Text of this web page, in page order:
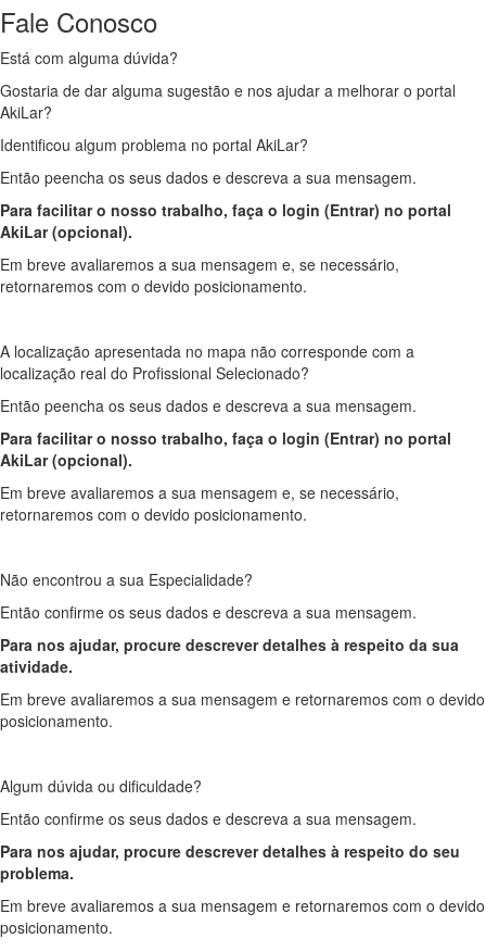
Fale Conosco
Está com alguma dúvida?
Gostaria de dar alguma sugestão e nos ajudar a melhorar o portal
AkiLar?
Identificou algum problema no portal AkiLar?
Então peencha os seus dados e descreva a sua mensagem.
Para facilitar o nosso trabalho, faça o login (Entrar) no portal
AkiLar (opcional).
Em breve avaliaremos a sua mensagem e, se necessário,
retornaremos com o devido posicionamento.
A localização apresentada no mapa não corresponde com a
localização real do Profissional Selecionado?
Então peencha os seus dados e descreva a sua mensagem.
Para facilitar o nosso trabalho, faça o login (Entrar) no portal
AkiLar (opcional).
Em breve avaliaremos a sua mensagem e, se necessário,
retornaremos com o devido posicionamento.
Não encontrou a sua Especialidade?
Então confirme os seus dados e descreva a sua mensagem.
Para nos ajudar, procure descrever detalhes à respeito da sua
atividade.
Em breve avaliaremos a sua mensagem e retornaremos com o devido
posicionamento.
Algum dúvida ou dificuldade?
Então confirme os seus dados e descreva a sua mensagem.
Para nos ajudar, procure descrever detalhes à respeito do seu
problema.
Em breve avaliaremos a sua mensagem e retornaremos com o devido
posicionamento.